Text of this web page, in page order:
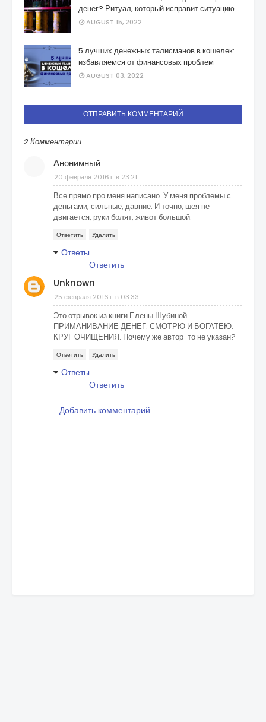
денег? Ритуал, который исправит ситуацию
AUGUST 15, 2022
5 лучших денежных талисманов в кошелек:
избавляемся от финансовых проблем
AUGUST 03, 2022
ОТПРАВИТЬ КОММЕНТАРИЙ
2 Комментарии
Анонимный
20 февраля 2016 г. в 23:21
Все прямо про меня написано. У меня проблемы с
деньгами, сильные, давние. И точно, шея не
двигается, руки болят, живот большой.
Ответить Удалить
Ответы
Ответить
Unknown
25 февраля 2016 г. в 03:33
Это отрывок из книги Елены Шубиной
ПРИМАНИВАНИЕ ДЕНЕГ. СМОТРЮ И БОГАТЕЮ.
КРУГ ОЧИЩЕНИЯ. Почему же автор-то не указан?
Ответить Удалить
Ответы
Ответить
Добавить комментарий